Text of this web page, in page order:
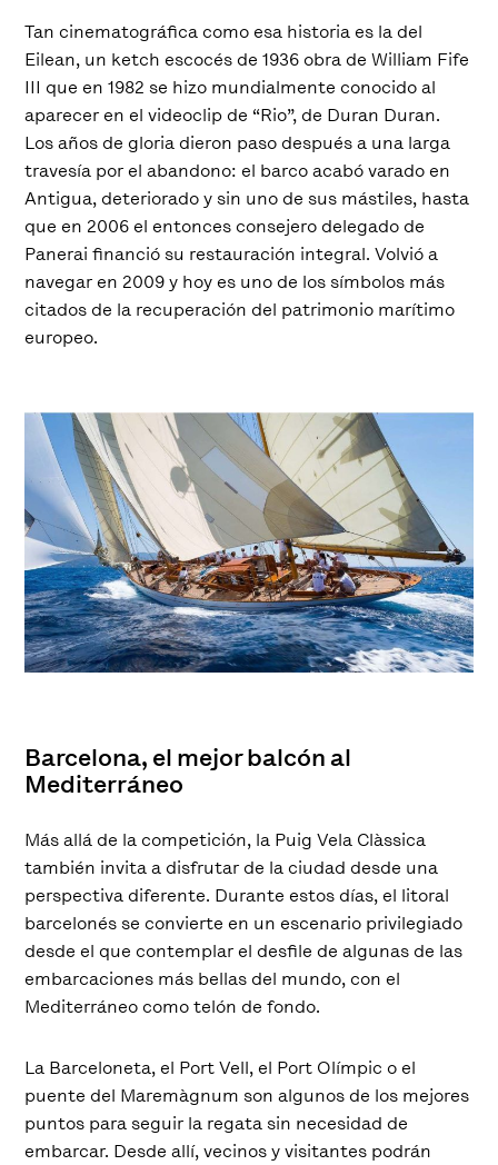
Tan cinematográfica como esa historia es la del
Eilean, un ketch escocés de 1936 obra de William Fife
III que en 1982 se hizo mundialmente conocido al
aparecer en el videoclip de “Rio”, de Duran Duran.
Los años de gloria dieron paso después a una larga
travesía por el abandono: el barco acabó varado en
Antigua, deteriorado y sin uno de sus mástiles, hasta
que en 2006 el entonces consejero delegado de
Panerai financió su restauración integral. Volvió a
navegar en 2009 y hoy es uno de los símbolos más
citados de la recuperación del patrimonio marítimo
europeo.
Barcelona, el mejor balcón al
Mediterráneo
Más allá de la competición, la Puig Vela Clàssica
también invita a disfrutar de la ciudad desde una
perspectiva diferente. Durante estos días, el litoral
barcelonés se convierte en un escenario privilegiado
desde el que contemplar el desfile de algunas de las
embarcaciones más bellas del mundo, con el
Mediterráneo como telón de fondo.
La Barceloneta, el Port Vell, el Port Olímpic o el
puente del Maremàgnum son algunos de los mejores
puntos para seguir la regata sin necesidad de
embarcar. Desde allí, vecinos y visitantes podrán